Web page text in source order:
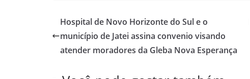
Hospital de Novo Horizonte do Sul e o
município de Jatei assina convenio visando
atender moradores da Gleba Nova Esperança